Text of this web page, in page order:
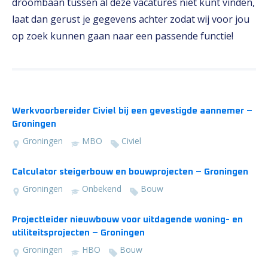
laat dan gerust je gegevens achter zodat wij voor jou
op zoek kunnen gaan naar een passende functie!
Werkvoorbereider Civiel bij een gevestigde aannemer –
Groningen
Groningen MBO Civiel
Calculator steigerbouw en bouwprojecten – Groningen
Groningen Onbekend Bouw
Projectleider nieuwbouw voor uitdagende woning- en
utiliteitsprojecten – Groningen
Groningen HBO Bouw